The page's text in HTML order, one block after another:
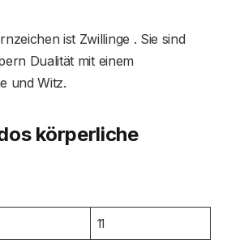
ist Zwillinge . Sie sind
Dualität mit einem
und Witz.
körperliche
11